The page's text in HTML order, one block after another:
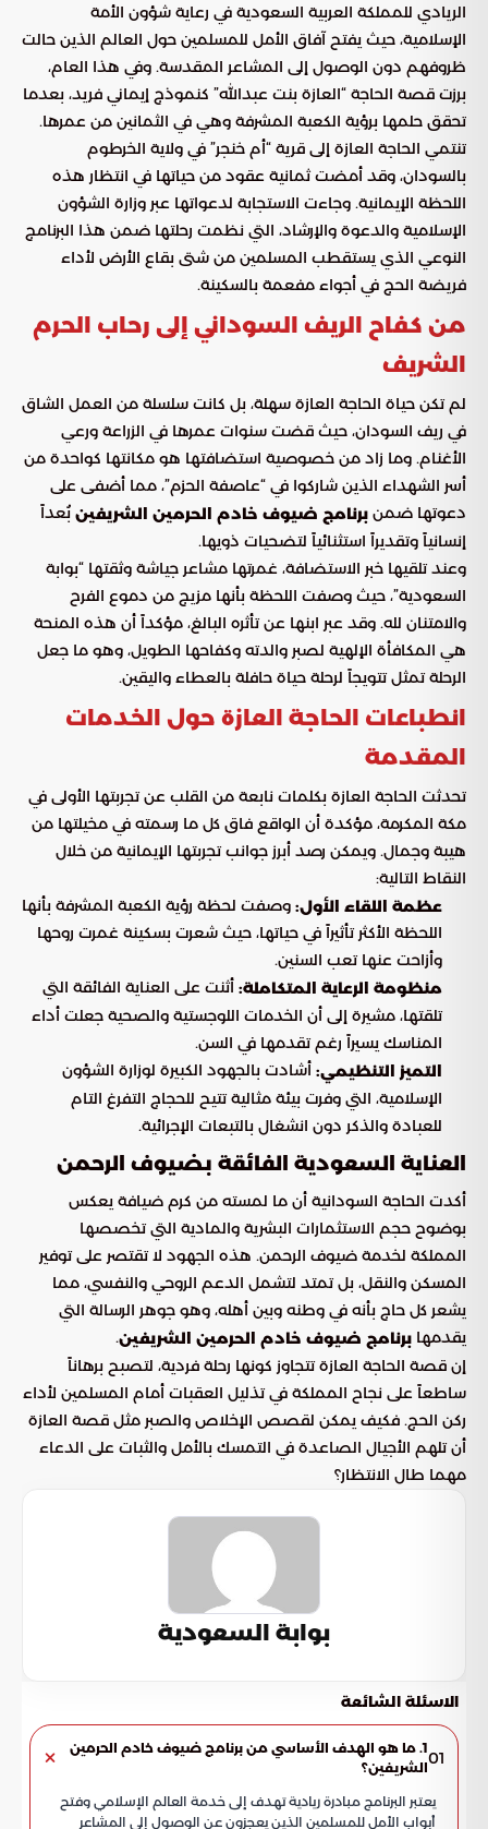
الريادي للمملكة العربية السعودية في رعاية شؤون الأمة
الإسلامية، حيث يفتح آفاق الأمل للمسلمين حول العالم الذين حالت
ظروفهم دون الوصول إلى المشاعر المقدسة. وفي هذا العام،
برزت قصة الحاجة “العازة بنت عبدالله” كنموذج إيماني فريد، بعدما
تحقق حلمها برؤية الكعبة المشرفة وهي في الثمانين من عمرها.
تنتمي الحاجة العازة إلى قرية “أم خنجر” في ولاية الخرطوم
بالسودان، وقد أمضت ثمانية عقود من حياتها في انتظار هذه
اللحظة الإيمانية. وجاءت الاستجابة لدعواتها عبر وزارة الشؤون
الإسلامية والدعوة والإرشاد، التي نظمت رحلتها ضمن هذا البرنامج
النوعي الذي يستقطب المسلمين من شتى بقاع الأرض لأداء
فريضة الحج في أجواء مفعمة بالسكينة.
من كفاح الريف السوداني إلى رحاب الحرم
الشريف
لم تكن حياة الحاجة العازة سهلة، بل كانت سلسلة من العمل الشاق
في ريف السودان، حيث قضت سنوات عمرها في الزراعة ورعي
الأغنام. وما زاد من خصوصية استضافتها هو مكانتها كواحدة من
أسر الشهداء الذين شاركوا في “عاصفة الحزم”، مما أضفى على
دعوتها ضمن برنامج ضيوف خادم الحرمين الشريفين بُعداً
إنسانياً وتقديراً استثنائياً لتضحيات ذويها.
وعند تلقيها خبر الاستضافة، غمرتها مشاعر جياشة وثقتها “بوابة
السعودية”، حيث وصفت اللحظة بأنها مزيج من دموع الفرح
والامتنان لله. وقد عبر ابنها عن تأثره البالغ، مؤكداً أن هذه المنحة
هي المكافأة الإلهية لصبر والدته وكفاحها الطويل، وهو ما جعل
الرحلة تمثل تتويجاً لرحلة حياة حافلة بالعطاء واليقين.
انطباعات الحاجة العازة حول الخدمات
المقدمة
تحدثت الحاجة العازة بكلمات نابعة من القلب عن تجربتها الأولى في
مكة المكرمة، مؤكدة أن الواقع فاق كل ما رسمته في مخيلتها من
هيبة وجمال. ويمكن رصد أبرز جوانب تجربتها الإيمانية من خلال
النقاط التالية:
عظمة اللقاء الأول: وصفت لحظة رؤية الكعبة المشرفة بأنها
اللحظة الأكثر تأثيراً في حياتها، حيث شعرت بسكينة غمرت روحها
وأزاحت عنها تعب السنين.
منظومة الرعاية المتكاملة: أثنت على العناية الفائقة التي
تلقتها، مشيرة إلى أن الخدمات اللوجستية والصحية جعلت أداء
المناسك يسيراً رغم تقدمها في السن.
التميز التنظيمي: أشادت بالجهود الكبيرة لوزارة الشؤون
الإسلامية، التي وفرت بيئة مثالية تتيح للحجاج التفرغ التام
للعبادة والذكر دون انشغال بالتبعات الإجرائية.
العناية السعودية الفائقة بضيوف الرحمن
أكدت الحاجة السودانية أن ما لمسته من كرم ضيافة يعكس
بوضوح حجم الاستثمارات البشرية والمادية التي تخصصها
المملكة لخدمة ضيوف الرحمن. هذه الجهود لا تقتصر على توفير
المسكن والنقل، بل تمتد لتشمل الدعم الروحي والنفسي، مما
يشعر كل حاج بأنه في وطنه وبين أهله، وهو جوهر الرسالة التي
يقدمها برنامج ضيوف خادم الحرمين الشريفين.
إن قصة الحاجة العازة تتجاوز كونها رحلة فردية، لتصبح برهاناً
ساطعاً على نجاح المملكة في تذليل العقبات أمام المسلمين لأداء
ركن الحج. فكيف يمكن لقصص الإخلاص والصبر مثل قصة العازة
أن تلهم الأجيال الصاعدة في التمسك بالأمل والثبات على الدعاء
مهما طال الانتظار؟
بوابة السعودية
الاسئلة الشائعة
01 1. ما هو الهدف الأساسي من برنامج ضيوف خادم الحرمين
الشريفين؟
يعتبر البرنامج مبادرة ريادية تهدف إلى خدمة العالم الإسلامي وفتح
أبواب الأمل للمسلمين الذين يعجزون عن الوصول إلى المشاعر